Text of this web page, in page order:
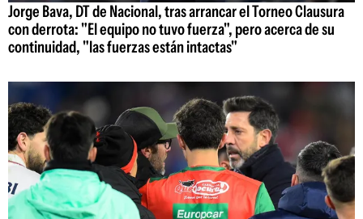
Jorge Bava, DT de Nacional, tras arrancar el Torneo Clausura
con derrota: "El equipo no tuvo fuerza", pero acerca de su
continuidad, "las fuerzas están intactas"